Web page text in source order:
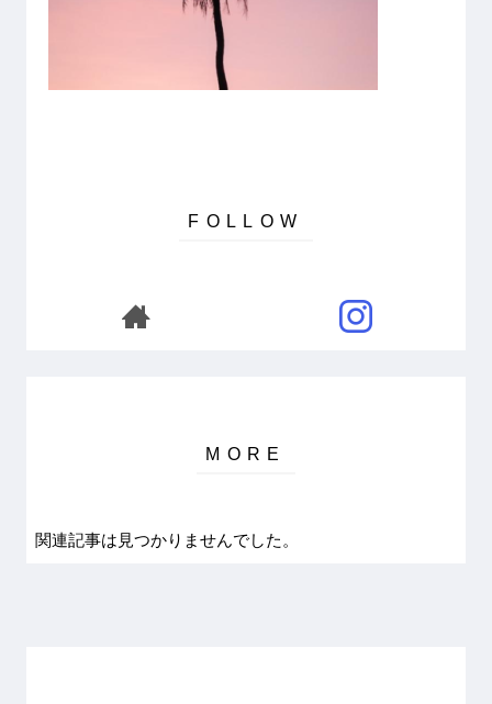
関連記事は見つかりませんでした。